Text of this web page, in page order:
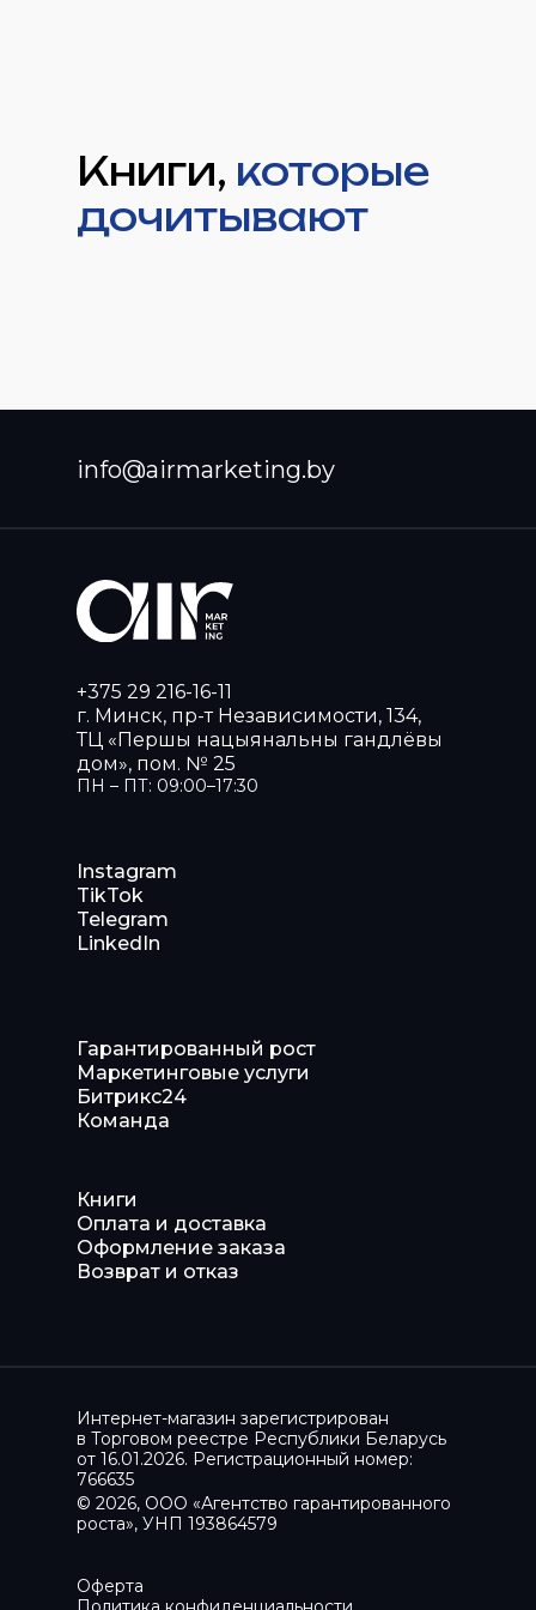
Книги, которые
дочитывают
info@airmarketing.by
Книги
Оплата и доставка
Оформление заказа
Возврат и отказ
Instagram
TikTok
Telegram
LinkedIn
Гарантированный рост
Маркетинговые услуги
Битрикс24
Команда
+375 29 216-16-11
г. Минск, пр-т Независимости, 134,
ТЦ «Першы нацыянальны гандлёвы
дом», пом. № 25
ПН – ПТ: 09:00–17:30
Интернет-магазин зарегистрирован
в Торговом реестре Республики Беларусь
от 16.01.2026. Регистрационный номер:
766635
© 2026, ООО «Агентство гарантированного
роста», УНП 193864579
Оферта